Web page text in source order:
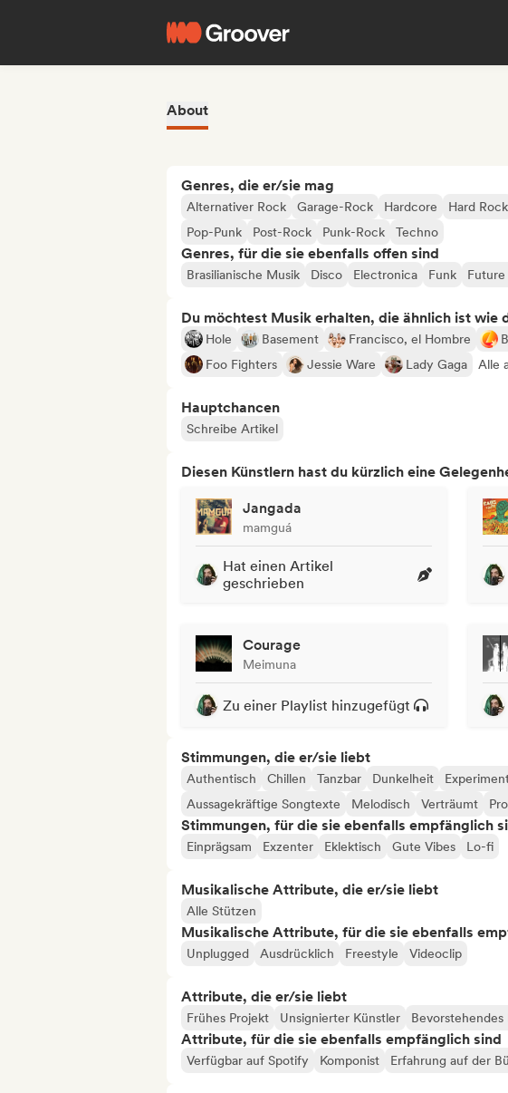
About
Genres, die er/sie mag
Alternativer Rock Garage-Rock Hardcore Hard Rock
Pop-Punk
Post-Rock Punk-Rock Techno
Genres, für die sie ebenfalls offen sind
Brasilianische Musik Disco Electronica Funk Future
Du möchtest Musik erhalten, die ähnlich ist wie
Hole Basement Francisco, el Hombre
Foo Fighters
Jessie Ware Lady Gaga Alle
Hauptchancen
Schreibe Artikel
Diesen Künstlern hast du kürzlich eine
Jangada
mamguá
Hat einen Artikel
geschrieben
Courage
Meimuna
Zu einer Playlist hinzugefügt
Stimmungen, die er/sie liebt
Authentisch Chillen Tanzbar Dunkelheit
Aussagekräftige Songtexte
Melodisch Verträumt
Stimmungen, für die sie ebenfalls empfänglich
Einprägsam Exzenter Eklektisch Gute Vibes Lo-fi
Musikalische Attribute, die er/sie liebt
Alle Stützen
Musikalische Attribute, für die sie ebenfalls
Unplugged Ausdrücklich Freestyle Videoclip
Attribute, die er/sie liebt
Frühes Projekt Unsignierter Künstler Bevorstehendes
Attribute, für die sie ebenfalls empfänglich sind
Verfügbar auf Spotify Komponist Erfahrung auf der